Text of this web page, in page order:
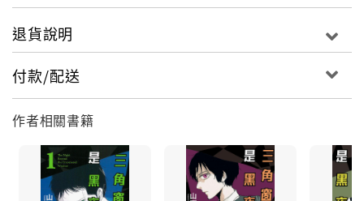
退貨說明
付款/配送
作者相關書籍